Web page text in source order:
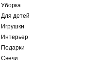
Уборка
Для детей
Игрушки
Интерьер
Подарки
Свечи